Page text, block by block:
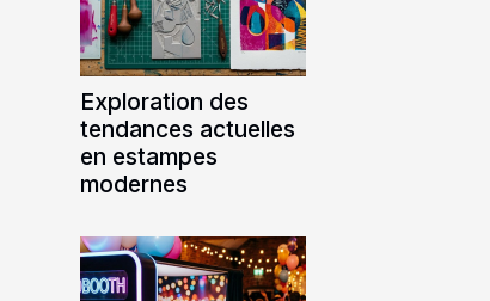
Exploration des
tendances actuelles
en estampes
modernes